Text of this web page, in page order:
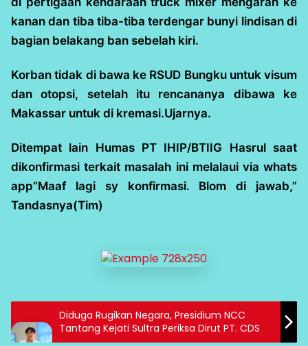
kanan dan tiba tiba-tiba terdengar bunyi lindisan di
bagian belakang ban sebelah kiri.
Korban tidak di bawa ke RSUD Bungku untuk visum
dan otopsi, setelah itu rencananya dibawa ke
Makassar untuk di kremasi.Ujarnya.
Ditempat lain Humas PT IHIP/BTIIG Hasrul saat
dikonfirmasi terkait masalah ini melalaui via whats
app”Maaf lagi sy konfirmasi. Blom di jawab,”
Tandasnya(Tim)
Diduga Rugikan Negara, Presidium NCC
Tantang Kejati Sultra Periksa Dirut PT. CDS